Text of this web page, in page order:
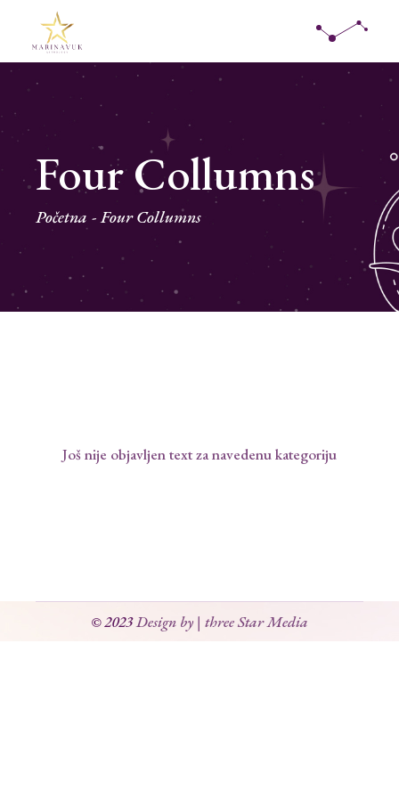
Four Collumns
Početna Four Collumns
Još nije objavljen text za navedenu kategoriju
© 2023Design by | three Star Media